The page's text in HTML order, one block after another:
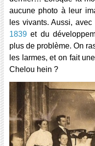
aucune photo à leur
les vivants. Aussi,
1839et du
plus de problème. On
les larmes, et on fait
Chelou hein ?